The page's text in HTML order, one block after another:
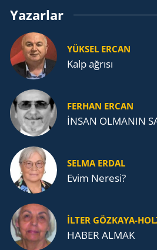
Yazarlar
YÜKSEL ERCAN
Kalp ağrısı
FERHAN ERCAN
İNSAN OLMANIN
SELMA ERDAL
Evim Neresi?
İLTER GÖZKAYA-
HABER ALMAK